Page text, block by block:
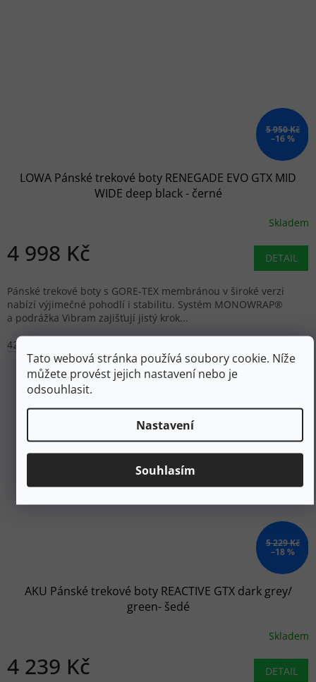
Tato webová stránka používá soubory cookie. Níže
můžete provést jejich nastavení nebo je
odsouhlasit.
Nastavení
Souhlasím
5 950 Kč
–16 %
LOWA Pánské trekové boty RENEGADE EVO GTX MID
WIDE deep black - černé
Skladem
4 998 Kč DETAIL
Pánské trekové boty s GORE-TEX membránou v široké verzi
nabízí výjimečné pohodlí i stabilitu. Systém MONOWRAP®
a podrážka Vibram zajišťují jistý krok...
42
5 229 Kč
–18 %
AKU Pánské trekové boty REACTIVE GTX dark grey/
green- šedé
Skladem
4 239 Kč DETAIL